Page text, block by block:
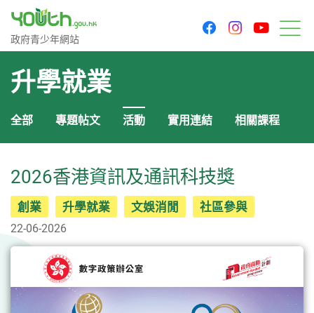
政府青少年網站
政府青少年網站
facebookinstagram
升學就業
全部 專題帖文 活動 實用連結 相關課程
2026香港資訊及通訊科技獎
創業 升學就業 文娛消閒 社區參與
22-06-2026